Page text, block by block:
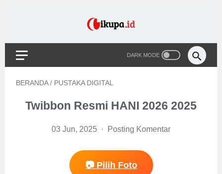
BERANDA / PUSTAKA DIGITAL
Twibbon Resmi HANI 2026 2025
03 Jun, 2025 Posting Komentar
📷 Pilih Foto